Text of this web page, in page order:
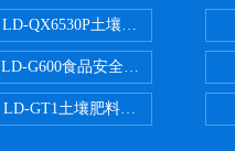
LD-QX6530P土壤氧化还原电位检
LD-G600食品安全检测仪
LD-GT1土壤肥料养分检测仪